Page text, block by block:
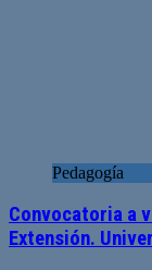
Pedagogía
Convocatoria a
Extensión.